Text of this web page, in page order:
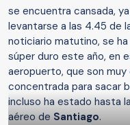
se encuentra cansada,
levantarse a las 4.45 de
noticiario matutino, se ha
súper duro este año, en
aeropuerto, que son
concentrada para sacar
incluso ha estado hasta
aéreo de Santiago.